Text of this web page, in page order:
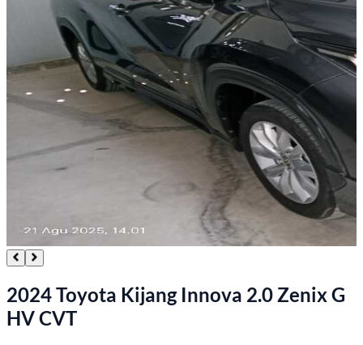
2024 Toyota Kijang Innova 2.0 Zenix G
HV CVT